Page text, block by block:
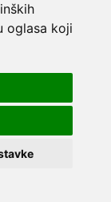
oglasa koji
d.o.o.